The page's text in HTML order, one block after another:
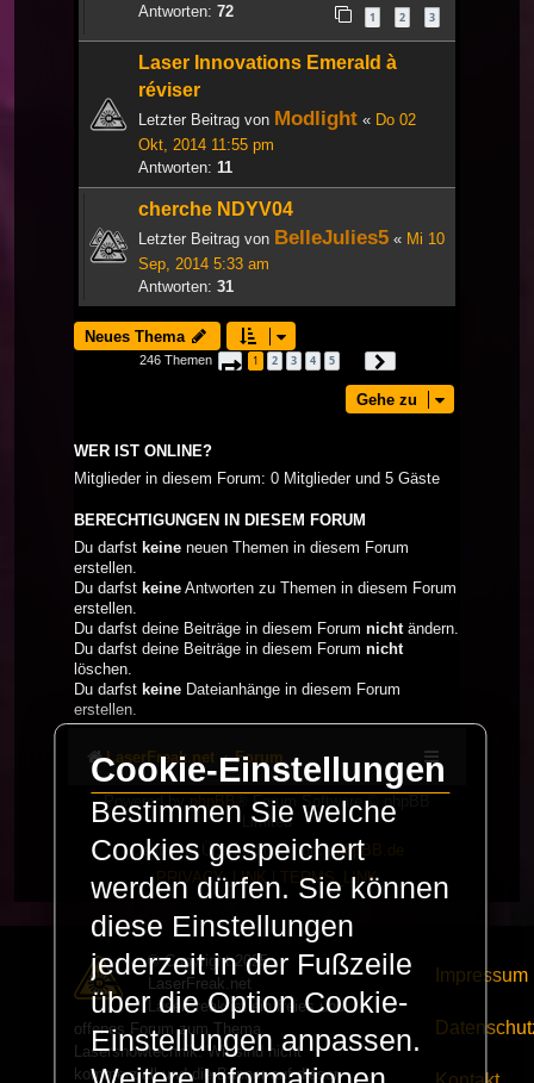
Antworten: 72 1 2 3
Laser Innovations Emerald à
réviser
Letzter Beitrag von Modlight « Do 02
Okt, 2014 11:55 pm
Antworten: 11
cherche NDYV04
Letzter Beitrag von BelleJulies5 « Mi 10
Sep, 2014 5:33 am
Antworten: 31
Neues Thema
246 Themen Seite 1von
1 2 3 4 5
Gehe zu
WER IST ONLINE?
Mitglieder in diesem Forum: 0 Mitglieder und 5 Gäste
BERECHTIGUNGEN IN DIESEM FORUM
Du darfst keine neuen Themen in diesem Forum
erstellen.
Du darfst keine Antworten zu Themen in diesem Forum
erstellen.
Du darfst deine Beiträge in diesem Forum nichtändern.
Du darfst deine Beiträge in diesem Forum nicht
löschen.
Du darfst keine Dateianhänge in diesem Forum
erstellen.
LaserFreak.net Forum
Powered by phpBB
® Forum Software © phpBB
Limited
Deutsche Übersetzung durchphpBB.de
PRIVACY_LINK| TERMS_LINK
© Copyright 2025 -
LaserFreak.net
LaserFreak ist ein freies und
offenes Forum zum Thema
Lasershowtechnik. Wir sind nicht
kommerziell und die Banner auf dieser
Impressum
Cookie-Einstellungen
Bestimmen Sie welche
Cookies gespeichert
werden dürfen. Sie können
diese Einstellungen
jederzeit in der Fußzeile
über die Option Cookie-
Einstellungen anpassen.